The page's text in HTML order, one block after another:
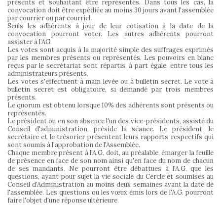
présents et souhaitant être représentés. Dans tous les cas, la
convocation doit être expédiée au moins 30 jours avant l'assemblée
par courrier ou par courriel.
Seuls les adhérents à jour de leur cotisation à la date de la
convocation pourront voter. Les autres adhérents pourront
assister à l’AG.
Les votes sont acquis à la majorité simple des suffrages exprimés
par les membres présents ou représentés. Les pouvoirs en blanc
reçus par le secrétariat sont répartis, à part égale, entre tous les
administrateurs présents.
Les votes s'effectuent à main levée ou à bulletin secret. Le vote à
bulletin secret est obligatoire, si demandé par trois membres
présents.
Le quorum est obtenu lorsque 10% des adhérents sont présents ou
représentés.
Le président ou en son absence l'un des vice-présidents, assisté du
Conseil d'administration, préside la séance. Le président, le
secrétaire et le trésorier présentent leurs rapports respectifs qui
sont soumis à l'approbation de l'Assemblée.
Chaque membre présent à l'A.G. doit, au préalable, émarger la feuille
de présence en face de son nom ainsi qu'en face du nom de chacun
de ses mandants. Ne pourront être débattues à l'A.G. que les
questions, ayant pour sujet la vie sociale du Cercle et soumises au
Conseil d'Administration au moins deux semaines avant la date de
l'assemblée. Les questions ou les vœux émis lors de l'A.G. pourront
faire l'objet d'une réponse ultérieure.